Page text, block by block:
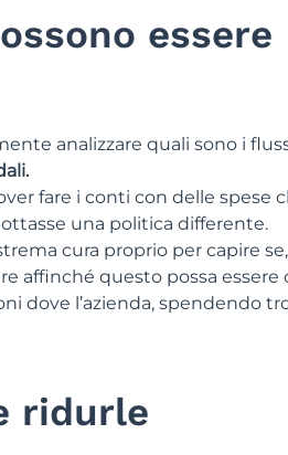
essere
analizzare quali sono i
fare i conti con delle spese
una politica differente.
cura proprio per capire
affinché questo possa
dove l’azienda, spendendo
ridurle